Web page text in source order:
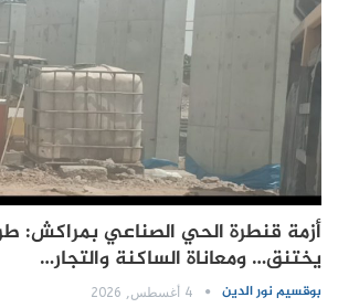
أزمة قنطرة الحي الصناعي بمراكش:
يختنق… ومعاناة الساكنة والتجار…
بوقسيم نور الدين 4 أغسطس, 2026